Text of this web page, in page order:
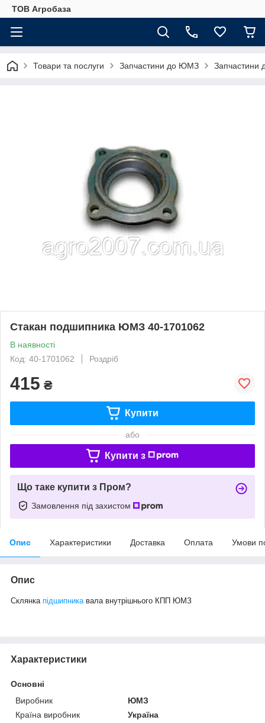
ТОВ Агробаза
Товари та послуги Запчастини до ЮМЗ
Стакан подшипника ЮМЗ 40-1701062
В наявності
Код: 40-1701062
Роздріб
415 ₴
Купити
або
Купити з
Що таке купити з Пром?
Замовлення під захистом
Опис Характеристики Доставка Оплата Умови
Опис
Склянка підшипника вала внутрішнього КПП ЮМЗ
Характеристики
Основні
Виробник
ЮМЗ
Країна виробник
Україна